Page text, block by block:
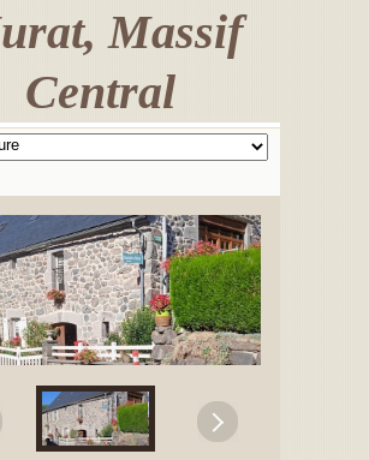
Massif
Central